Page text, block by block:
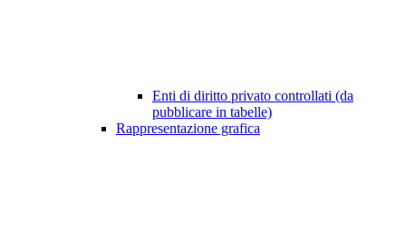
Enti di diritto privato controllati (da
pubblicare in tabelle)
Rappresentazione grafica